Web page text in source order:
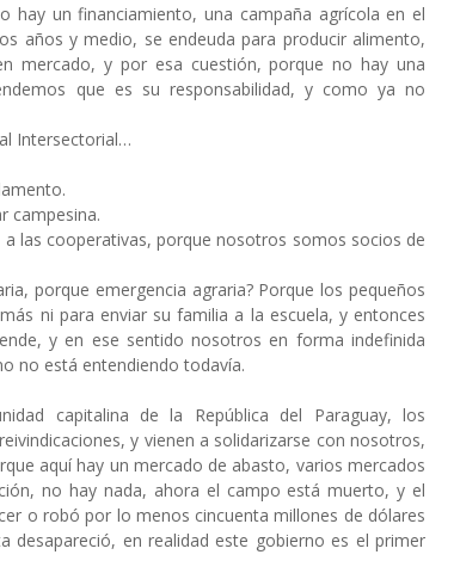
hay un financiamiento, una campaña agrícola en el
años y medio, se endeuda para producir alimento,
mercado, y por esa cuestión, porque no hay una
que es su responsabilidad, y como ya no
Intersectorial…
campesina.
las cooperativas, porque nosotros somos socios de
porque emergencia agraria? Porque los pequeños
ni para enviar su familia a la escuela, y entonces
y en ese sentido nosotros en forma indefinida
no está entendiendo todavía.
capitalina de la República del Paraguay, los
y vienen a solidarizarse con nosotros,
aquí hay un mercado de abasto, varios mercados
no hay nada, ahora el campo está muerto, y el
o robó por lo menos cincuenta millones de dólares
en realidad este gobierno es el primer